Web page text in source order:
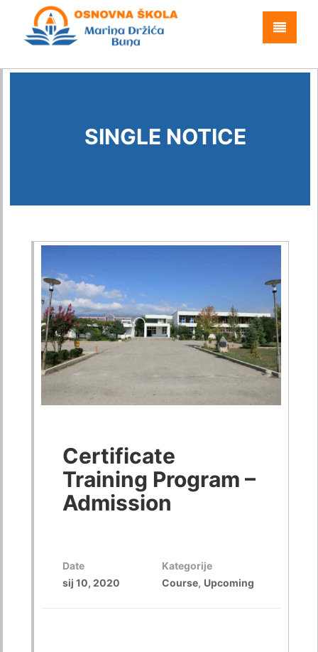
SINGLE NOTICE
Certificate
Training Program –
Admission
Date
sij 10, 2020
Kategorije
Course Upcoming